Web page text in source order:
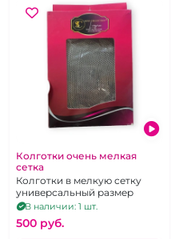
Колготки очень мелкая
сетка
Колготки в мелкую сетку
универсальный размер
В наличии: 1 шт.
500 pуб.